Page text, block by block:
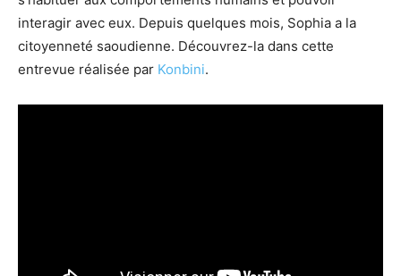
interagir avec eux. Depuis quelques mois, Sophia a la
citoyenneté saoudienne. Découvrez-la dans cette
entrevue réalisée par Konbini.